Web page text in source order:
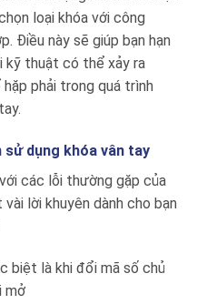
loại khóa với công
Điều này sẽ giúp bạn hạn
kỹ thuật có thể xảy ra
phải trong quá trình
dụng khóa vân tay
các lỗi thường gặp của
lời khuyên dành cho bạn
biệt là khi đổi mã số chủ
mở